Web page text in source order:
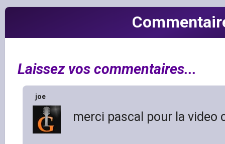
Laissez vos commentaires...
joe
merci pascal pour la video